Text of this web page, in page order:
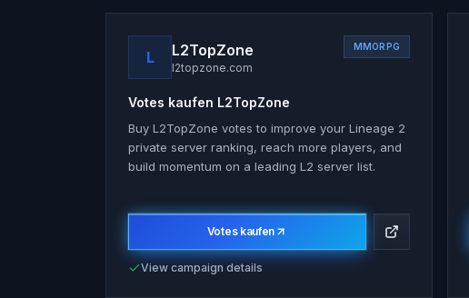
L L2TopZone
l2topzone.com
MMORPG
Votes kaufen L2TopZone
Buy L2TopZone votes to improve your Lineage 2
private server ranking, reach more players, and
build momentum on a leading L2 server list.
Votes kaufen
View campaign details